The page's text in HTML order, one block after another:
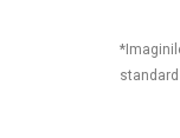
standard